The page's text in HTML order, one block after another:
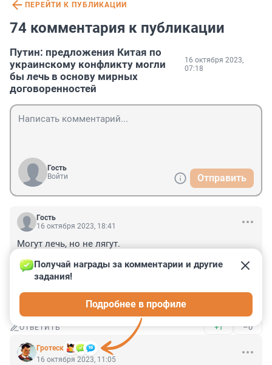
ПЕРЕЙТИ К ПУБЛИКАЦИИ
74 комментария к публикации
Путин: предложения Китая по
украинскому конфликту могли
бы лечь в основу мирных
договоренностей
16 октября 2023,
07:18
Гость
Войти
Отправить
Гость
16 октября 2023, 18:41
Могут лечь, но не лягут.
и территориальную целостность друг друга» для
России не приемлемо. Записано в конституции что
отдавать территории нельзя. Ситуация патовая,
придется продолжать воевать.
ОТВЕТИТЬ +1 –0
Гротеск
Получай награды за комментарии и другие
задания!
Подробнее в профиле
16 октября 2023, 11:05